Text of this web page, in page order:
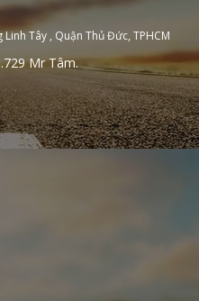
Tây , Quận Thủ Đức, TPHCM
Mr Tâm.